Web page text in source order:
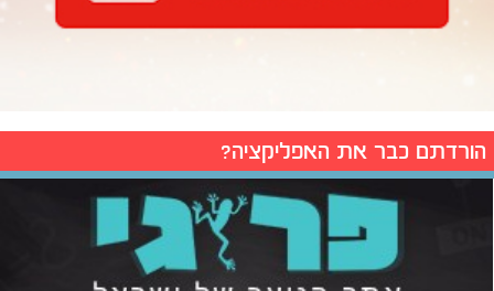
הורדתם כבר את האפליקציה?